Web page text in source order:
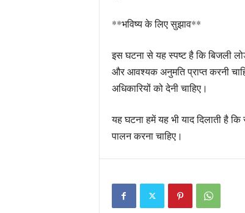
**भविष्य के लिए सुझाव**
इस घटना से यह स्पष्ट है कि बिजली
और आवश्यक अनुमति प्राप्त करनी
अधिकारियों को देनी चाहिए।
यह घटना हमें यह भी याद दिलाती है
पालन करना चाहिए।